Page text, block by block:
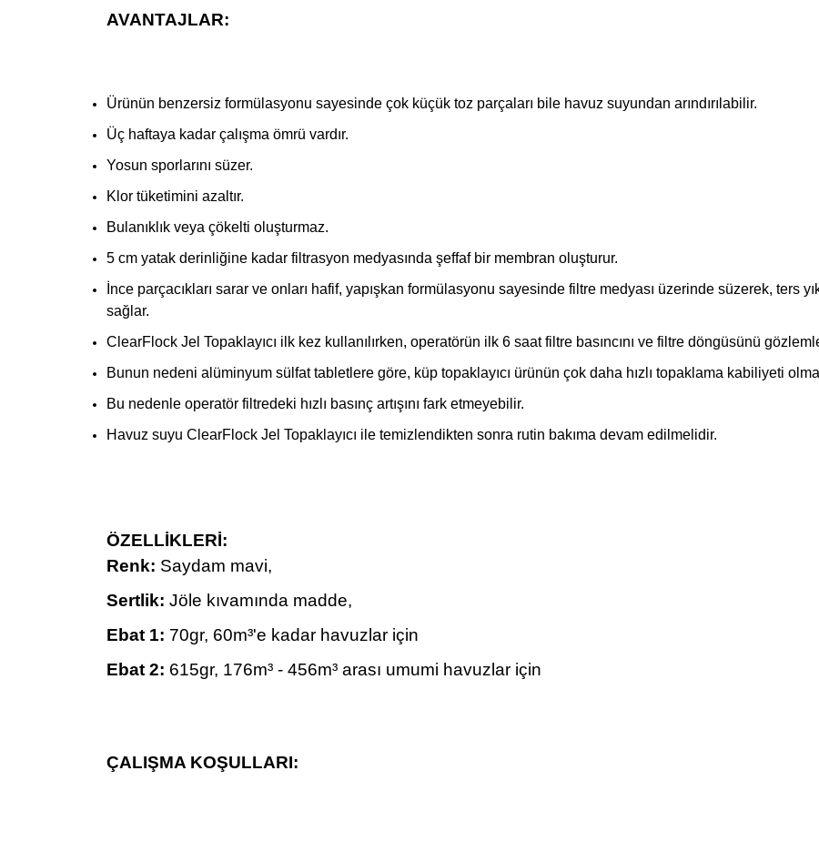
AVANTAJLAR:
Ürünün benzersiz formülasyonu sayesinde çok küçük toz parçaları bile havuz suyundan arındırılabilir.
Üç haftaya kadar çalışma ömrü vardır.
Yosun sporlarını süzer.
Klor tüketimini azaltır.
Bulanıklık veya çökelti oluşturmaz.
5 cm yatak derinliğine kadar filtrasyon medyasında şeffaf bir membran oluşturur.
İnce parçacıkları sarar ve onları hafif, yapışkan formülasyonu sayesinde filtre medyası üzerinde süzerek, ters
sağlar.
ClearFlock Jel Topaklayıcı ilk kez kullanılırken, operatörün ilk 6 saat filtre basıncını ve filtre döngüsünü
Bunun nedeni alüminyum sülfat tabletlere göre, küp topaklayıcı ürünün çok daha hızlı topaklama kabiliyeti
Bu nedenle operatör filtredeki hızlı basınç artışını fark etmeyebilir.
Havuz suyu ClearFlock Jel Topaklayıcı ile temizlendikten sonra rutin bakıma devam edilmelidir.
ÖZELLİKLERİ:
Renk: Saydam mavi,
Sertlik: Jöle kıvamında madde,
Ebat 1: 70gr, 60m³'e kadar havuzlar için
Ebat 2: 615gr, 176m³ - 456m³ arası umumi havuzlar için
ÇALIŞMA KOŞULLARI: